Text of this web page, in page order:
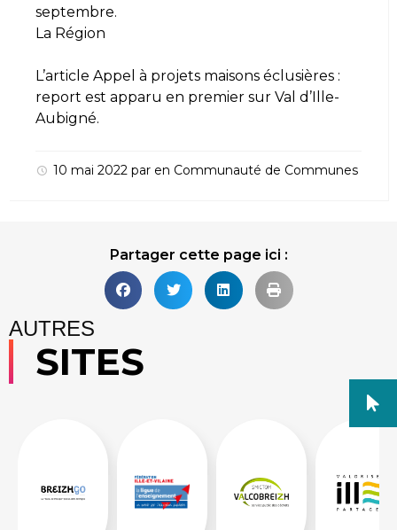
septembre.
La Région
L’article Appel à projets maisons éclusières :
report est apparu en premier sur Val d’Ille-
Aubigné.
10 mai 2022 par en Communauté de Communes
Partager cette page ici :
AUTRES
SITES